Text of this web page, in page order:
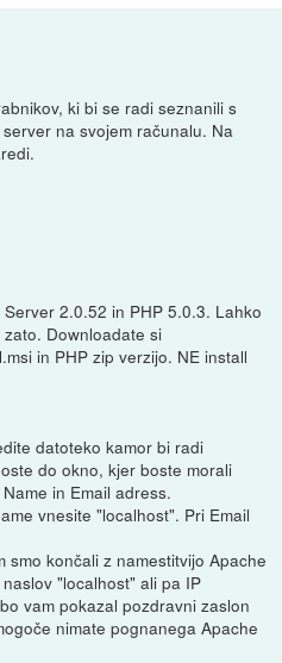
ki bi se radi seznanili s
na svojem računalu. Na
2.0.52 in PHP 5.0.3. Lahko
Downloadate si
in PHP zip verzijo. NE install
datoteko kamor bi radi
do okno, kjer boste morali
in Email adress.
vnesite "localhost". Pri Email
smo končali z namestitvijo Apache
"localhost" ali pa IP
vam pokazal pozdravni zaslon
nimate pognanega Apache